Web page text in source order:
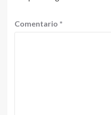
Comentario *